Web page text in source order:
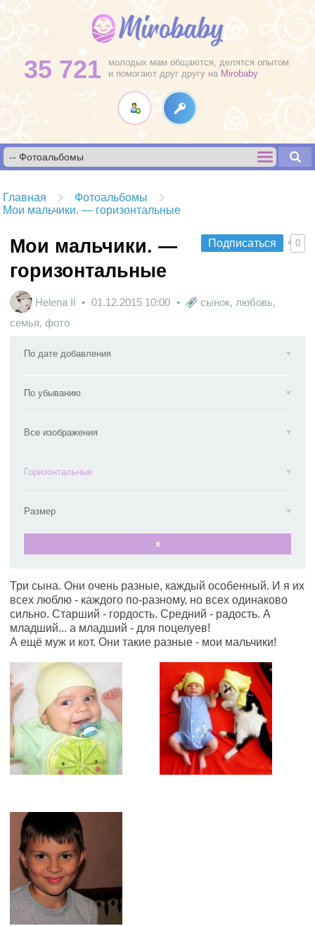
35 721
молодых мам общаются, делятся опытом
и помогают друг другу на Mirobaby
Главная
Фотоальбомы
Мои мальчики. — горизонтальные
Подписаться 0
Мои мальчики. —
горизонтальные
Helena Il 01.12.2015 10:00 сынок, любовь,
семья, фото
По дате добавления
По убыванию
Все изображения
Горизонтальные
Размер
x
Три сына. Они очень разные, каждый особенный. И я их
всех люблю - каждого по-разному, но всех одинаково
сильно. Старший - гордость. Средний - радость. А
младший... а младший - для поцелуев!
А ещё муж и кот. Они такие разные - мои мальчики!